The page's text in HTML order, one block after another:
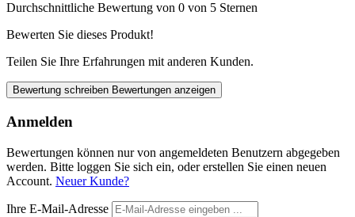
Durchschnittliche Bewertung von 0 von 5 Sternen
Bewerten Sie dieses Produkt!
Teilen Sie Ihre Erfahrungen mit anderen Kunden.
Bewertung schreiben Bewertungen anzeigen
Anmelden
Bewertungen können nur von angemeldeten Benutzern abgegeben
werden. Bitte loggen Sie sich ein, oder erstellen Sie einen neuen
Account. Neuer Kunde?
Ihre E-Mail-Adresse